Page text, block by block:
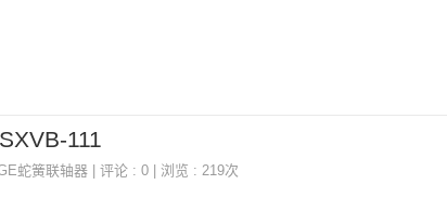
111
蛇簧联轴器 | 评论 : 0 | 浏览 : 219次